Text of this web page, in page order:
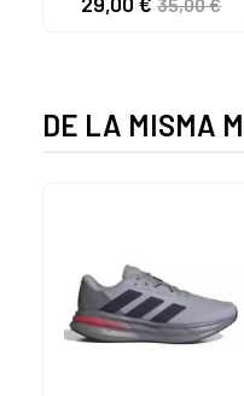
CONCEPT LONA 383
DE LA MISMA